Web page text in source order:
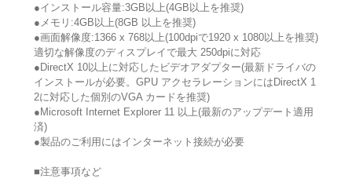
●インストール容量:3GB以上(4GB以上を推奨)
●メモリ:4GB以上(8GB 以上を推奨)
●画面解像度:1366 x 768以上(100dpiで1920 x 1080以上を推奨)
適切な解像度のディスプレイで最大 250dpiに対応
●DirectX 10以上に対応したビデオアダプター(最新ドライバの
インストールが必要。GPU アクセラレーションにはDirectX 1
2に対応した個別のVGA カードを推奨)
●Microsoft Internet Explorer 11 以上(最新のアップデート適用
済)
●製品のご利用にはインターネット接続が必要
■注意事項など